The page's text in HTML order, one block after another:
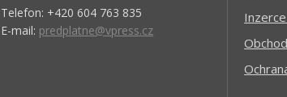
Telefon: +420 604 763 835
E-mail: predplatne@vpress.cz